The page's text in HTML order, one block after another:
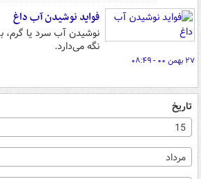
فواید نوشیدن آب داغ
نوشیدن آب سرد یا گرم،
نگه می‌دارد.
۲۷ بهمن ۰۰ - ۰۸:۴۹
تاریخ
15
مرداد